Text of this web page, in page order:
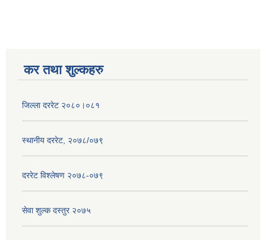
कर तथा शुल्कहरु
जिल्ला दररेट २०८०।०८१
स्थानीय दररेट, २०७८/०७९
दररेट विश्लेषण २०७८-०७९
सेवा शुल्क दस्तुर २०७५